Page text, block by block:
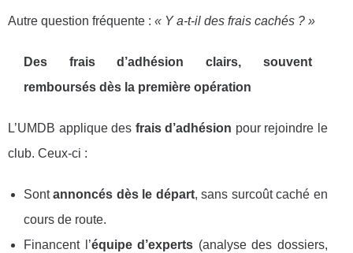
Autre question fréquente : « Y a-t-il des frais cachés ? »
Des frais d’adhésion clairs, souvent
remboursés dès la première opération
L’UMDB applique des frais d’adhésion pour rejoindre le
club. Ceux-ci :
Sontannoncés dès le départ, sans surcoût caché en
cours de route.
Financent l’équipe d’experts (analyse des dossiers,